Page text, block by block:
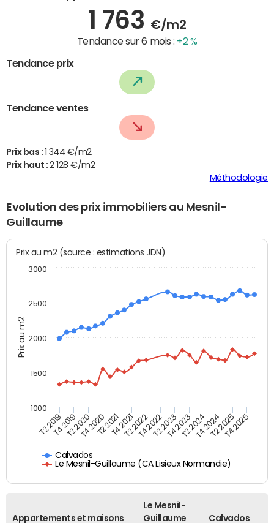
1 763 €/m2
Tendance sur 6 mois : +2 %
Tendance prix
Tendance ventes
Prix bas :
1 344 €/m2
Prix haut :2 128 €/m2
Méthodologie
Evolution des prix immobiliers au Mesnil-
Guillaume
Prix au m2
Prix au m2 (source : estimations JDN)
Calvados
Le Mesnil-Guillaume (CA Lisieux Normandie)
T2 2019T4 2019T2 2020T4 2020T2 2021T4 2021T2 2022T4 2022T2 2023T4 2023T2 2024T4 2024T2 2025T4 2025
1000
1500
2000
2500
3000
Appartements et maisons
Le Mesnil-
Guillaume
Calvados